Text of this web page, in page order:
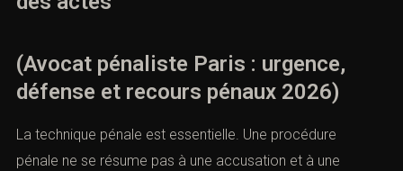
(Avocat pénaliste Paris : urgence,
défense et recours pénaux 2026)
La technique pénale est essentielle. Une procédure
pénale ne se résume pas à une accusation et à une